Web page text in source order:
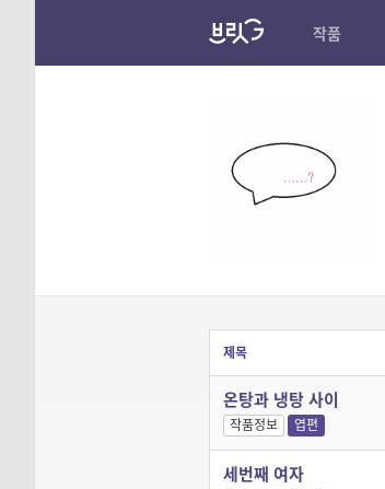
작품
제목
온탕과 냉탕 사이
작품정보 엽편
세번째 여자